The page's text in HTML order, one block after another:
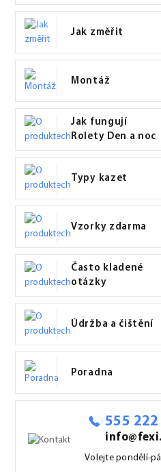
Jak změřit
Montáž
Jak fungují
Rolety Den a noc
Typy kazet
Vzorky zdarma
Často kladené
otázky
Údržba a čištění
Poradna
555 222
Volejte pondělí-